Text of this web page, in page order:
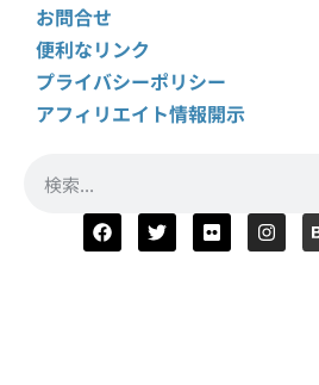
お問合せ
便利なリンク
プライバシーポリシー
アフィリエイト情報開示